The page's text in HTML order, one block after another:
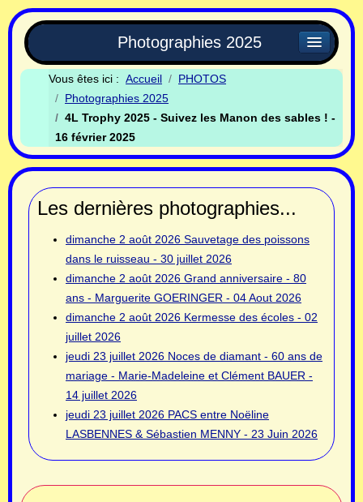
Photographies 2025
Vous êtes ici : Accueil
PHOTOS
Photographies 2025
4L Trophy 2025 - Suivez les Manon des sables ! -
16 février 2025
Les dernières photographies...
dimanche 2 août 2026 Sauvetage des poissons
dans le ruisseau - 30 juillet 2026
dimanche 2 août 2026 Grand anniversaire - 80
ans - Marguerite GOERINGER - 04 Aout 2026
dimanche 2 août 2026 Kermesse des écoles - 02
juillet 2026
jeudi 23 juillet 2026 Noces de diamant - 60 ans de
mariage - Marie-Madeleine et Clément BAUER -
14 juillet 2026
jeudi 23 juillet 2026 PACS entre Noëline
LASBENNES & Sébastien MENNY - 23 Juin 2026